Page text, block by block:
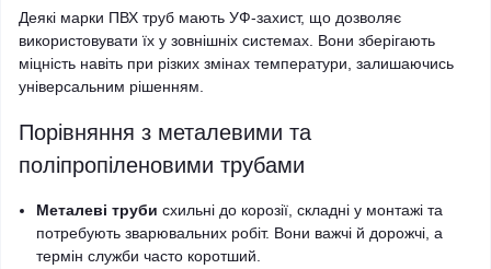
Деякі марки ПВХ труб мають УФ-захист, що дозволяє
використовувати їх у зовнішніх системах. Вони зберігають
міцність навіть при різких змінах температури, залишаючись
універсальним рішенням.
Порівняння з металевими та
поліпропіленовими трубами
Металеві труби схильні до корозії, складні у монтажі та
потребують зварювальних робіт. Вони важчі й дорожчі, а
термін служби часто коротший.